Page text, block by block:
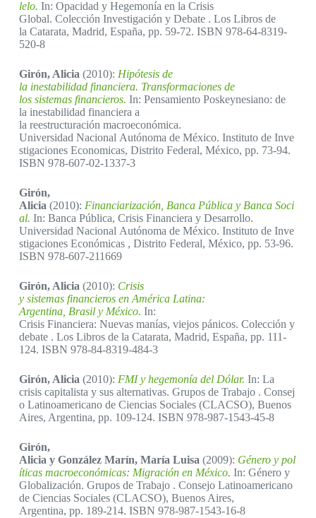
lelo. In: Opacidad y Hegemonía en la Crisis
Global. Colección Investigación y Debate . Los Libros de
la Catarata, Madrid, España, pp. 59-72. ISBN 978-64-8319-
520-8
Girón, Alicia (2010): Hipótesis de
la inestabilidad financiera. Transformaciones de
los sistemas financieros. In: Pensamiento Poskeynesiano: de
la inestabilidad financiera a
la reestructuración macroeconómica.
Universidad Nacional Autónoma de México. Instituto de Inve
stigaciones Economicas, Distrito Federal, México, pp. 73-94.
ISBN 978-607-02-1337-3
Girón,
Alicia (2010): Financiarización, Banca Pública y Banca Soci
al. In: Banca Pública, Crisis Financiera y Desarrollo.
Universidad Nacional Autónoma de México. Instituto de Inve
stigaciones Económicas , Distrito Federal, México, pp. 53-96.
ISBN 978-607-211669
Girón, Alicia (2010): Crisis
y sistemas financieros en América Latina:
Argentina, Brasil y México. In:
Crisis Financiera: Nuevas manías, viejos pánicos. Colección y
debate . Los Libros de la Catarata, Madrid, España, pp. 111-
124. ISBN 978-84-8319-484-3
Girón, Alicia (2010): FMI y hegemonía del Dólar. In: La
crisis capitalista y sus alternativas. Grupos de Trabajo . Consej
o Latinoamericano de Ciencias Sociales (CLACSO), Buenos
Aires, Argentina, pp. 109-124. ISBN 978-987-1543-45-8
Girón,
Alicia y González Marín, María Luisa (2009): Género y pol
íticas macroeconómicas: Migración en México. In: Género y
Globalización. Grupos de Trabajo . Consejo Latinoamericano
de Ciencias Sociales (CLACSO), Buenos Aires,
Argentina, pp. 189-214. ISBN 978-987-1543-16-8